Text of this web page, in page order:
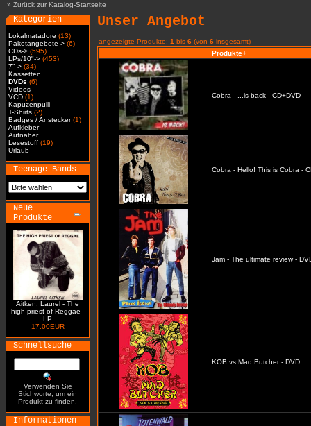
» Zurück zur Katalog-Startseite
Kategorien
Lokalmatadore (13)
Paketangebote-> (6)
CDs-> (595)
LPs/10"-> (453)
7"-> (34)
Kassetten
DVDs (6)
Videos
VCD (1)
Kapuzenpulli
T-Shirts (2)
Badges / Anstecker(1)
Aufkleber
Aufnäher
Lesestoff (19)
Urlaub
Teenage Bands
Neue
Produkte
Aitken, Laurel - The
high priest of Reggae -
LP
17.00EUR
Schnellsuche
Verwenden Sie
Stichworte, um ein
Produkt zu finden.
Informationen
Unser Angebot
angezeigte Produkte: 1 bis 6 (von 6 insgesamt)
Produkte+
Cobra - ...is back - CD+DVD
Cobra - Hello! This is Cobra -
Jam - The ultimate review -
KOB vs Mad Butcher - DVD